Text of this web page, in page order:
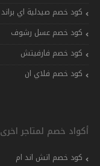
كود خصم صيدلية اي براند
كود خصم عسل رشوف
كود خصم فارفيتش
كود خصم فلاي ان
أكواد خصم لمتاجر اخرى
كود خصم اتش اند ام